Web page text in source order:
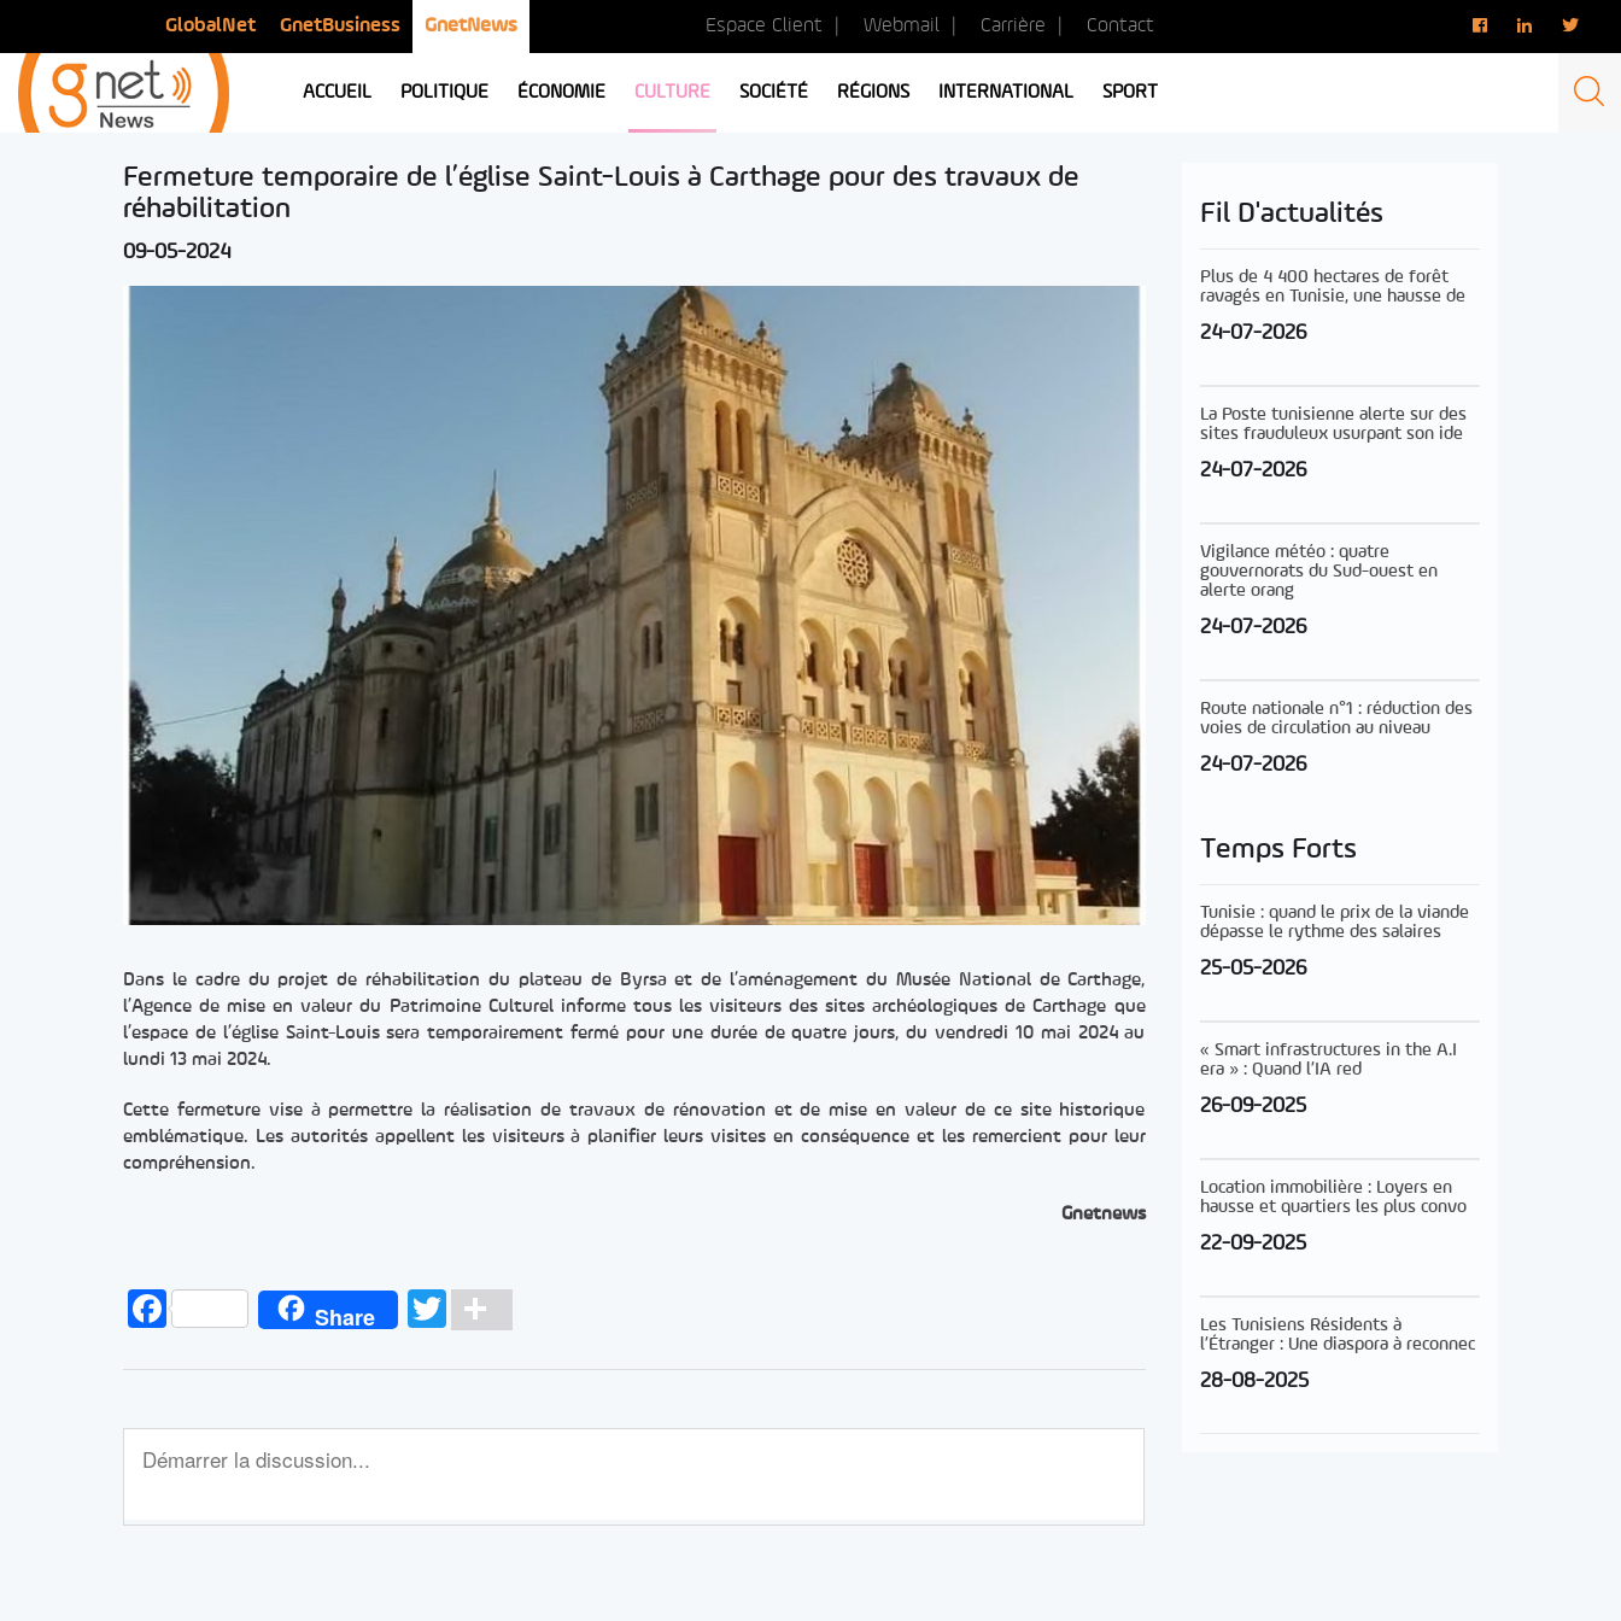
GlobalNet GnetBusiness GnetNews Espace Client Webmail Carrière Contact
ACCUEIL POLITIQUE ÉCONOMIE CULTURE SOCIÉTÉ RÉGIONS INTERNATIONAL SPORT
Fermeture temporaire de l’église Saint-Louis à Carthage pour des travaux de
réhabilitation
09-05-2024
Dans le cadre du projet de réhabilitation du plateau de Byrsa et de l’aménagement du Musée National de Carthage,
l’Agence de mise en valeur du Patrimoine Culturel informe tous les visiteurs des sites archéologiques de Carthage que
l’espace de l’église Saint-Louis sera temporairement fermé pour une durée de quatre jours, du vendredi 10 mai 2024 au
lundi 13 mai 2024.
Cette fermeture vise à permettre la réalisation de travaux de rénovation et de mise en valeur de ce site historique
emblématique. Les autorités appellent les visiteurs à planifier leurs visites en conséquence et les remercient pour leur
compréhension.
Gnetnews
FacebookShare TwitterPartager
Fil D'actualités
Plus de 4 400 hectares de forêt
ravagés en Tunisie, une hausse de
24-07-2026
La Poste tunisienne alerte sur des
sites frauduleux usurpant son ide
24-07-2026
Vigilance météo : quatre
gouvernorats du Sud-ouest en
alerte orang
24-07-2026
Route nationale n°1 : réduction des
voies de circulation au niveau
24-07-2026
Temps Forts
Tunisie : quand le prix de la viande
dépasse le rythme des salaires
25-05-2026
« Smart infrastructures in the A.I
era » : Quand l’IA red
26-09-2025
Location immobilière : Loyers en
hausse et quartiers les plus convo
22-09-2025
Les Tunisiens Résidents à
l’Étranger : Une diaspora à reconnec
28-08-2025